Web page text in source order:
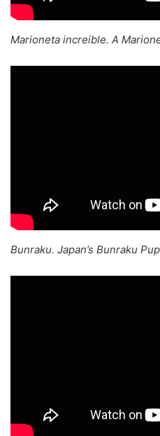
Marioneta increible. A
Bunraku. Japan’s Bunraku